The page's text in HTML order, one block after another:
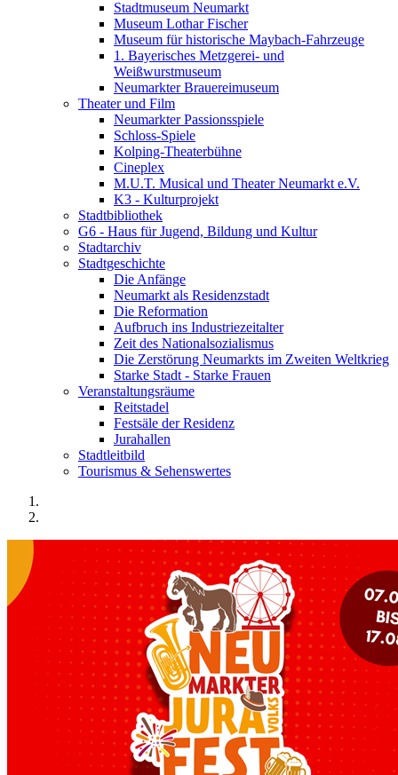
Stadtmuseum Neumarkt
Museum Lothar Fischer
Museum für historische Maybach-Fahrzeuge
1. Bayerisches Metzgerei- und
Weißwurstmuseum
Neumarkter Brauereimuseum
Theater und Film
Neumarkter Passionsspiele
Schloss-Spiele
Kolping-Theaterbühne
Cineplex
M.U.T. Musical und Theater Neumarkt e.V.
K3 - Kulturprojekt
Stadtbibliothek
G6 - Haus für Jugend, Bildung und Kultur
Stadtarchiv
Stadtgeschichte
Die Anfänge
Neumarkt als Residenzstadt
Die Reformation
Aufbruch ins Industriezeitalter
Zeit des Nationalsozialismus
Die Zerstörung Neumarkts im Zweiten Weltkrieg
Starke Stadt - Starke Frauen
Veranstaltungsräume
Reitstadel
Festsäle der Residenz
Jurahallen
Stadtleitbild
Tourismus & Sehenswertes